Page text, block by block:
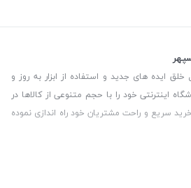
ایده های جدید و استفاده از ابزار به روز و
اینترنتی خود را با حجم متنوعی از کالاها در
سریع و راحت مشتریان خود راه اندازی نموده
نموده تا کالاهایی با کیفیت و با حداقل قیمت